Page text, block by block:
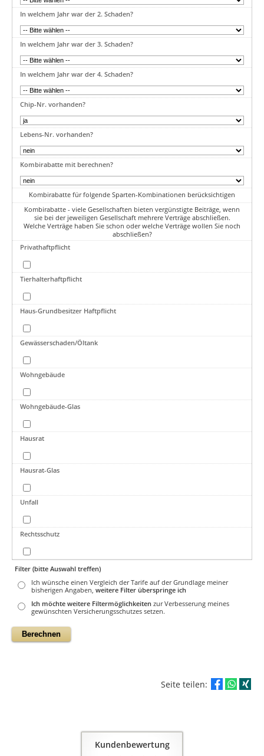
In welchem Jahr war der 2. Schaden?
In welchem Jahr war der 3. Schaden?
In welchem Jahr war der 4. Schaden?
Chip-Nr. vorhanden?
Lebens-Nr. vorhanden?
Kombirabatte mit berechnen?
Kombirabatte für folgende Sparten-Kombinationen berücksichtigen
Kombirabatte - viele Gesellschaften bieten vergünstigte Beiträge, wenn
sie bei der jeweiligen Gesellschaft mehrere Verträge abschließen.
Welche Verträge haben Sie schon oder welche Verträge wollen Sie noch
abschließen?
Privathaftpflicht
Tierhalterhaftpflicht
Haus-Grundbesitzer Haftpflicht
Gewässerschaden/Öltank
Wohngebäude
Wohngebäude-Glas
Hausrat
Hausrat-Glas
Unfall
Rechtsschutz
Filter (bitte Auswahl treffen)
Ich wünsche einen Vergleich der Tarife auf der Grundlage meiner
bisherigen Angaben, weitere Filter überspringe ich
Ich möchte weitere Filtermöglichkeiten zur Verbesserung meines
gewünschten Versicherungsschutzes setzen.
Seite teilen:
Kundenbewertung